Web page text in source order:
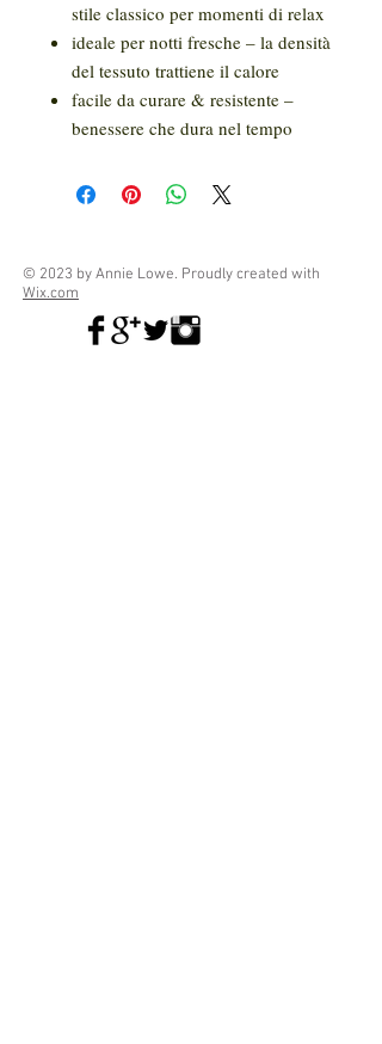
stile classico per momenti di relax
ideale per notti fresche – la densità
del tessuto trattiene il calore
facile da curare & resistente –
benessere che dura nel tempo
© 2023 by Annie Lowe. Proudly created with
Wix.com